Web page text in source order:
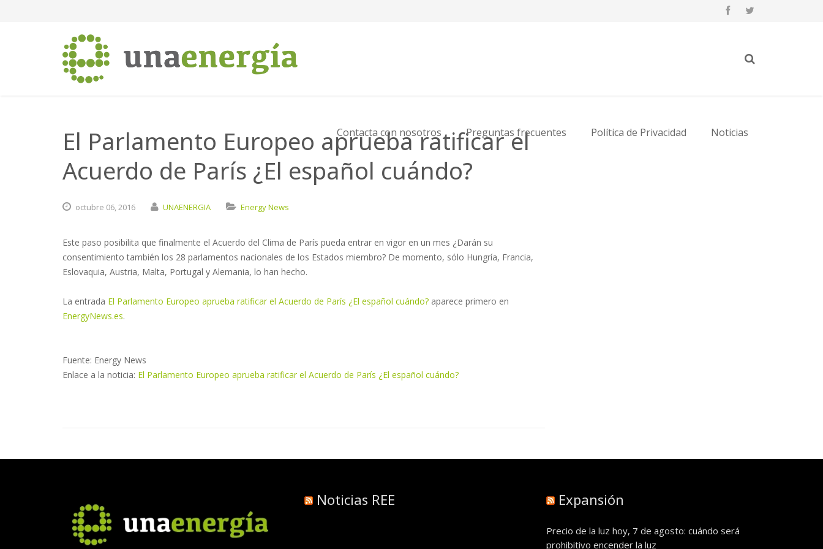
Contacta con nosotros Preguntas frecuentes Política de Privacidad Noticias
El Parlamento Europeo aprueba ratificar el
Acuerdo de París ¿El español cuándo?
octubre 06,2016 UNAENERGIA Energy News
Este paso posibilita que finalmente el Acuerdo del Clima de París pueda entrar en vigor en un mes ¿Darán su
consentimiento también los 28 parlamentos nacionales de los Estados miembro? De momento, sólo Hungría, Francia,
Eslovaquia, Austria, Malta, Portugal y Alemania, lo han hecho.
La entrada El Parlamento Europeo aprueba ratificar el Acuerdo de París ¿El español cuándo? aparece primero en
EnergyNews.es.
Fuente: Energy News
Enlace a la noticia: El Parlamento Europeo aprueba ratificar el Acuerdo de París ¿El español cuándo?
Noticias REE Expansión
Precio de la luz hoy, 7 de agosto: cuándo será
prohibitivo encender la luz